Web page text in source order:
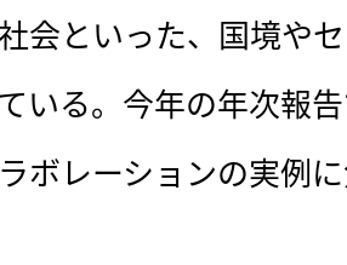
会といった、国境や
いる。今年の年次報
ボレーションの実例